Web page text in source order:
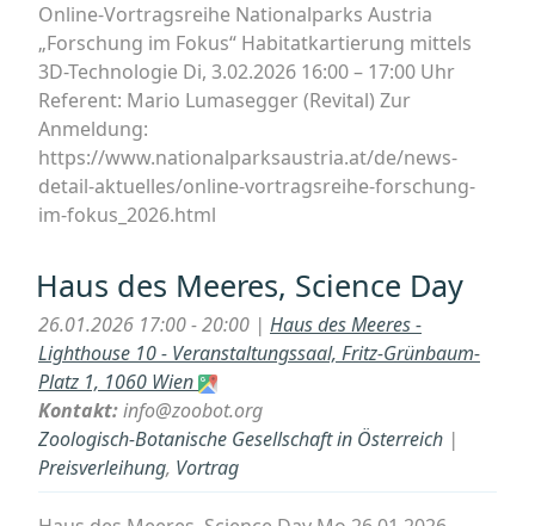
Online-Vortragsreihe Nationalparks Austria
„Forschung im Fokus“ Habitatkartierung mittels
3D-Technologie Di, 3.02.2026 16:00 – 17:00 Uhr
Referent: Mario Lumasegger (Revital) Zur
Anmeldung:
https://www.nationalparksaustria.at/de/news-
detail-aktuelles/online-vortragsreihe-forschung-
im-fokus_2026.html
Haus des Meeres, Science Day
26.01.2026 17:00 - 20:00 | Haus des Meeres -
Lighthouse 10 - Veranstaltungssaal, Fritz-Grünbaum-
Platz 1, 1060 Wien
Kontakt:info@zoobot.org
Zoologisch-Botanische Gesellschaft in Österreich |
Preisverleihung, Vortrag